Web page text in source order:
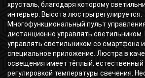
хрусталь, благодаря которому
интерьер. Высота люстры регулируется.
Многофункциональный пульт
дистанционно управлять
управлять светильником со смартфона
специальное приложение. Люстра в
освещения имеет тёплый, естественный
регулировкой температуры свечения.